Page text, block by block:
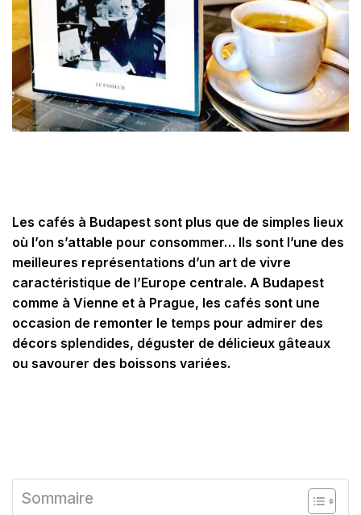
Les cafés à Budapest sont plus que de simples lieux
où l’on s’attable pour consommer… Ils sont l’une des
meilleures représentations d’un art de vivre
caractéristique de l’Europe centrale. A Budapest
comme à Vienne et à Prague, les cafés sont une
occasion de remonter le temps pour admirer des
décors splendides, déguster de délicieux gâteaux
ou savourer des boissons variées.
Sommaire